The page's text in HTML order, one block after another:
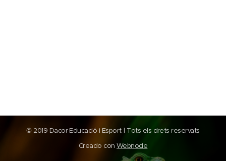
© 2019 Dacor Educació i Esport | Tots els drets reservats
Creado con Webnode